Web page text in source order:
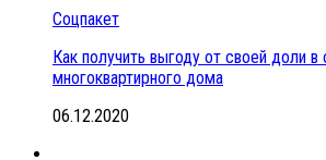
Соцпакет
Как получить выгоду от своей доли
многоквартирного дома
06.12.2020